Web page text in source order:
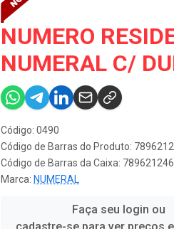
NUMERO
NUMERAL C/
Código: 0490
Código de Barras do Produto:
Código de Barras da Caixa:
Marca: NUMERAL
Faça seu login ou